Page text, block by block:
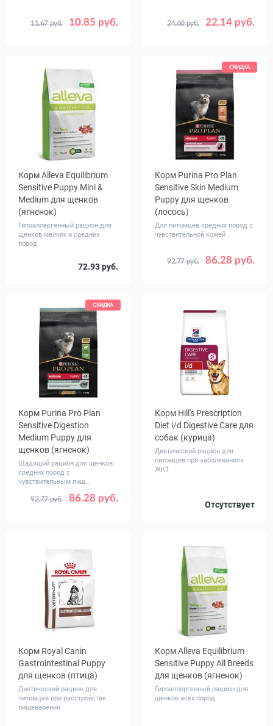
10.85 руб.
11.67 руб.
Вес, кг 0.5 2 15
22.14 руб.
24.60 руб.
Вес, кг 0.8 2
4
Корм Alleva Equilibrium
Sensitive Puppy Mini &
Medium для щенков
(ягненок)
Гипоаллергенный рацион для
щенков мелких и средних
пород
72.93 руб.
2
СКИДКА
Корм Purina Pro Plan
Sensitive Skin Medium
Puppy для щенков
(лосось)
Для питомцев средних пород с
чувствительной кожей
86.28 руб.
92.77 руб.
Вес, кг 3 12
СКИДКА
Корм Purina Pro Plan
Sensitive Digestion
Medium Puppy для
щенков (ягненок)
Щадящий рацион для щенков
средних пород с
чувствительным пищ...
86.28 руб.
92.77 руб.
Вес, кг 3 12
Корм Hill's Prescription
Diet i/d Digestive Care для
собак (курица)
Диетический рацион для
питомцев при заболеваниях
ЖКТ
Отсутствует
1.5 12
Корм Royal Canin
Gastrointestinal Puppy
для щенков (птица)
Диетический рацион для
питомцев при расстройстве
пищеварения
Корм Alleva Equilibrium
Sensitive Puppy All Breeds
для щенков (ягненок)
Гипоаллергенный рацион для
щенков всех пород